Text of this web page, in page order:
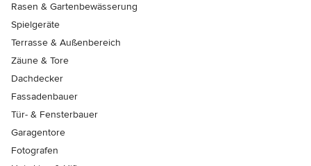
Rasen & Gartenbewässerung
Spielgeräte
Terrasse & Außenbereich
Zäune & Tore
Dachdecker
Fassadenbauer
Tür- & Fensterbauer
Garagentore
Fotografen